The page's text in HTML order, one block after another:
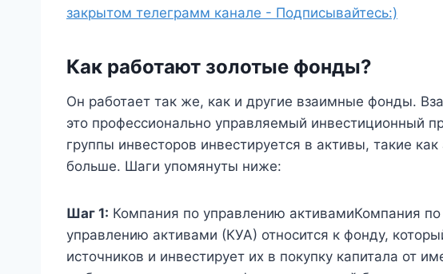
закрытом телеграмм канале - Подписывайтесь:)
Как работают золотые фонды?
Он работает так же, как и другие взаимные фонды.
это профессионально управляемый инвестиционный
группы инвесторов инвестируется в активы, такие
больше. Шаги упомянуты ниже:
Шаг 1: Компания по управлению активамиКомпания
управлению активами (КУА) относится к фонду,
источников и инвестирует их в покупку капитала от